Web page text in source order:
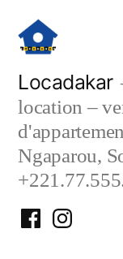
contenu
Locadakar
location –
Ngaparou,
FacebookInstagram